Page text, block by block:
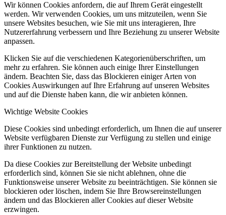
Wir können Cookies anfordern, die auf Ihrem Gerät eingestellt
werden. Wir verwenden Cookies, um uns mitzuteilen, wenn Sie
unsere Websites besuchen, wie Sie mit uns interagieren, Ihre
Nutzererfahrung verbessern und Ihre Beziehung zu unserer Website
anpassen.
Klicken Sie auf die verschiedenen Kategorienüberschriften, um
mehr zu erfahren. Sie können auch einige Ihrer Einstellungen
ändern. Beachten Sie, dass das Blockieren einiger Arten von
Cookies Auswirkungen auf Ihre Erfahrung auf unseren Websites
und auf die Dienste haben kann, die wir anbieten können.
Wichtige Website Cookies
Diese Cookies sind unbedingt erforderlich, um Ihnen die auf unserer
Website verfügbaren Dienste zur Verfügung zu stellen und einige
ihrer Funktionen zu nutzen.
Da diese Cookies zur Bereitstellung der Website unbedingt
erforderlich sind, können Sie sie nicht ablehnen, ohne die
Funktionsweise unserer Website zu beeinträchtigen. Sie können sie
blockieren oder löschen, indem Sie Ihre Browsereinstellungen
ändern und das Blockieren aller Cookies auf dieser Website
erzwingen.